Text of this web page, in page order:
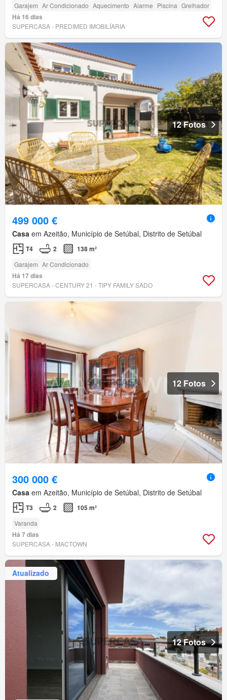
Garajem Ar Condicionado Aquecimento Alarme Piscina Grelhador
Há 16 dias
SUPERCASA - PREDIMED IMOBILÍARIA
12 Fotos
499 000 €
Casa em Azeitão, Município de Setúbal, Distrito de Setúbal
T4 2 138 m²
Garajem Ar Condicionado
Há 17 dias
SUPERCASA - CENTURY 21 - TIPY FAMILY SADO
12 Fotos
300 000 €
Casa em Azeitão, Município de Setúbal, Distrito de Setúbal
T3 2 105 m²
Varanda
Há 7 dias
SUPERCASA - MACTOWN
Atualizado
12 Fotos